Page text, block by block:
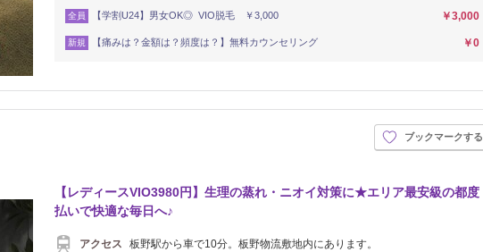
全員 【学割U24】男女OK◎ VIO脱毛 ￥3,000 ￥3,000
新規 【痛みは？金額は？頻度は？】無料カウンセリング ￥0
ブックマークする
【レディースVIO3980円】生理の蒸れ・ニオイ対策に★エリア最安級の都度
払いで快適な毎日へ♪
アクセス
板野駅から車で10分。板野物流敷地内にあります。